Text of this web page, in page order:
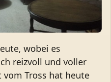
wobei es
reizvoll und voller
vom Tross hat heute